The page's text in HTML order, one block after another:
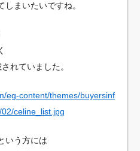
まいたいですね。
れていました。
eg-content/themes/buyersinf
celine_list.jpg
いう方には